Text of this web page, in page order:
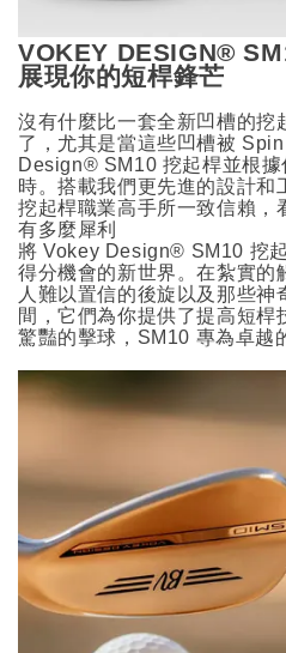
VOKEY DESIGN®
展現你的短桿鋒芒
沒有什麼比一套全新凹槽的挖
了，尤其是當這些凹槽被
Design® SM10 挖起桿並根據
時。搭載我們更先進的設計和
挖起桿職業高手所一致信賴，
有多麼犀利
將 Vokey Design® SM10 挖
得分機會的新世界。在紮實的
人難以置信的後旋以及那些神
間，它們為你提供了提高短桿
驚豔的擊球，SM10 專為卓越